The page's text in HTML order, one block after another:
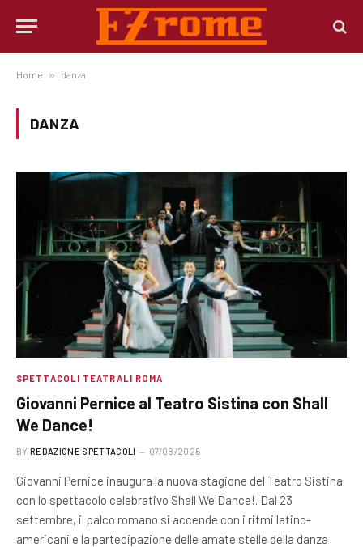
Home » danza
DANZA
SPETTACOLI TEATRALI ROMA
Giovanni Pernice al Teatro Sistina con Shall
We Dance!
BY REDAZIONE SPETTACOLI 07/08/2026
Giovanni Pernice inaugura la nuova stagione del Teatro Sistina
con lo spettacolo celebrativo Shall We Dance!. Dal 23
settembre, il palco romano si accende con i ritmi latino-
americani e la partecipazione delle amate stelle della danza